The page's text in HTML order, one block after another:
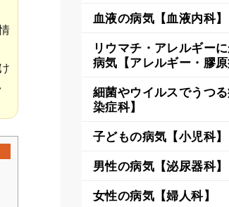
血液の病気【血液内科】
リウマチ・アレルギー
病気【アレルギー・膠原
細菌やウイルスでうつ
染症科】
子どもの病気【小児科】
男性の病気【泌尿器科】
女性の病気【婦人科】